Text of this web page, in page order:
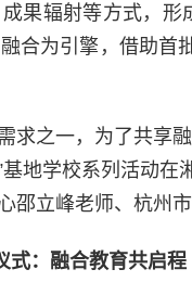
果辐射等方式，形
合为引擎，借助首
求之一，为了共享
地学校系列活动
立峰老师、杭州
式：融合教育共启程